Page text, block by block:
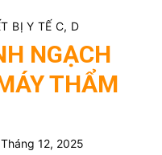
BỊ Y TẾ C, D
NGẠCH
THẨM
12, 2025